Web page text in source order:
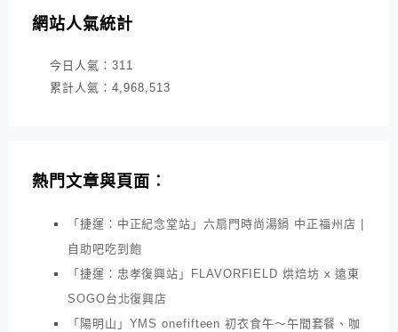
網站人氣統計
今日人氣： 311
累計人氣： 4,968,513
熱門文章與頁面︰
「捷運：中正紀念堂站」六扇門時尚湯鍋 中正福州店 |
自助吧吃到飽
「捷運：忠孝復興站」FLAVORFIELD 烘焙坊 x 遠東
SOGO台北復興店
「陽明山」YMS onefifteen 初衣食午～午間套餐、咖